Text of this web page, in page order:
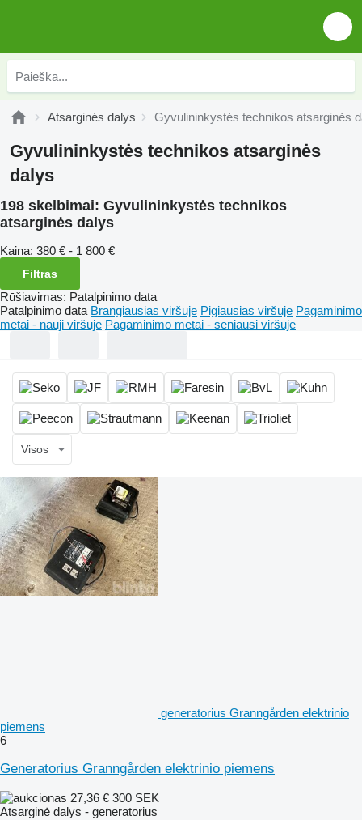
Atsarginės dalys Gyvulininkystės technikos atsarginės
Gyvulininkystės technikos atsarginės
dalys
198 skelbimai: Gyvulininkystės technikos
atsarginės dalys
Kaina: 380 € - 1 800 €
Filtras
Rūšiavimas: Patalpinimo data
Patalpinimo data Brangiausias viršuje Pigiausias viršuje Pagaminimo
metai - nauji viršuje Pagaminimo metai - seniausi viršuje
Visos
generatorius Granngården elektrinio
piemens
6
Generatorius Granngården elektrinio piemens
27,36 € 300 SEK
Atsarginė dalys - generatorius